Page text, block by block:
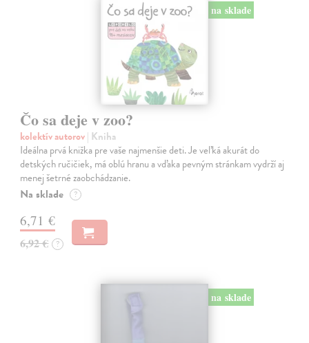
na sklade
Čo sa deje v zoo?
kolektív autorov| Kniha
Ideálna prvá knižka pre vaše najmenšie deti. Je veľká akurát do
detských ručičiek, má oblú hranu a vďaka pevným stránkam vydrží aj
menej šetrné zaobchádzanie.
Na sklade ?
6,71 €
6,92 € ?
na sklade